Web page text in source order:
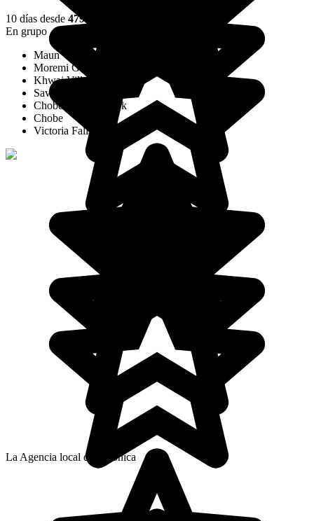
10 días desde 4795 €
En grupo
Maun
Moremi Game Reserve
Khwai Village
Savuti
Chobe National Park
Chobe
Victoria Falls
La Agencia local de Verónica